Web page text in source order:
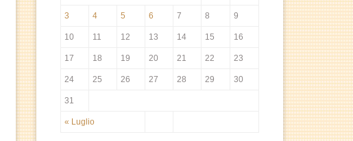
« Luglio
3 4 5 6 7 8 9
10 11 12 13 14 15 16
17 18 19 20 21 22 23
24 25 26 27 28 29 30
31